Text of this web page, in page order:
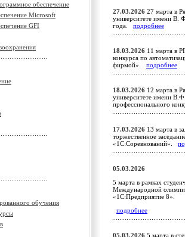
обеспечение
Microsoft
GFI
обучения
27.03.2026 27 марта в
университете имени В.
года. подробнее
18.03.2026 11 марта в
конкурса по
фирмой». подробнее
18.03.2026 12 марта в
университете имени
профессионального
17.03.2026 13 марта в
торжественное
«1С:Соревнований».
05.03.2026
5 марта в рамках
Международной
«1С:Предприятие 8».
подробнее
05.03.2026 5 марта в